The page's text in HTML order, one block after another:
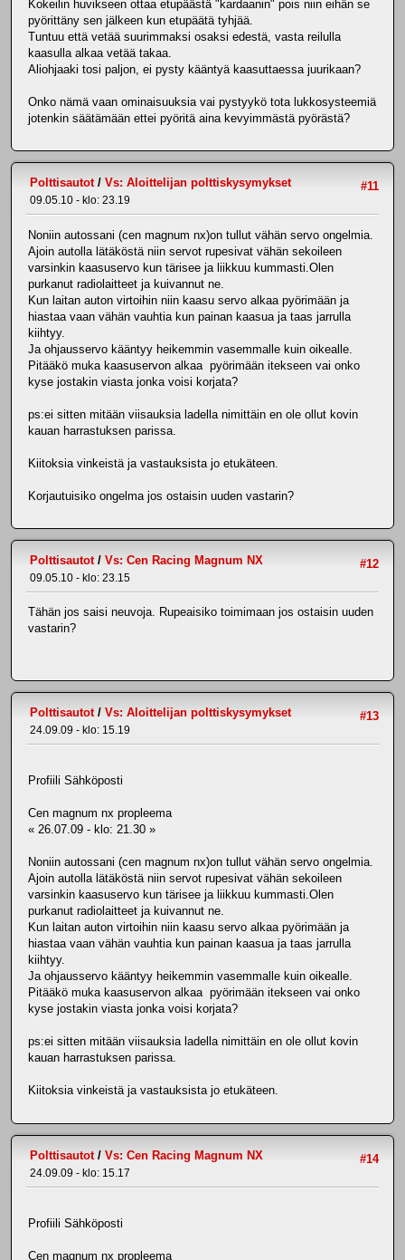
Kokeilin huvikseen ottaa etupäästä "kardaanin" pois niin eihän se
pyörittäny sen jälkeen kun etupäätä tyhjää.
Tuntuu että vetää suurimmaksi osaksi edestä, vasta reilulla
kaasulla alkaa vetää takaa.
Aliohjaaki tosi paljon, ei pysty kääntyä kaasuttaessa juurikaan?
Onko nämä vaan ominaisuuksia vai pystyykö tota lukkosysteemiä
jotenkin säätämään ettei pyöritä aina kevyimmästä pyörästä?
#11
Polttisautot/ Vs: Aloittelijan polttiskysymykset
09.05.10 - klo: 23.19
Noniin autossani (cen magnum nx)on tullut vähän servo ongelmia.
Ajoin autolla lätäköstä niin servot rupesivat vähän sekoileen
varsinkin kaasuservo kun tärisee ja liikkuu kummasti.Olen
purkanut radiolaitteet ja kuivannut ne.
Kun laitan auton virtoihin niin kaasu servo alkaa pyörimään ja
hiastaa vaan vähän vauhtia kun painan kaasua ja taas jarrulla
kiihtyy.
Ja ohjausservo kääntyy heikemmin vasemmalle kuin oikealle.
Pitääkö muka kaasuservon alkaa pyörimään itekseen vai onko
kyse jostakin viasta jonka voisi korjata?
ps:ei sitten mitään viisauksia ladella nimittäin en ole ollut kovin
kauan harrastuksen parissa.
Kiitoksia vinkeistä ja vastauksista jo etukäteen.
Korjautuisiko ongelma jos ostaisin uuden vastarin?
#12
Polttisautot/ Vs: Cen Racing Magnum NX
09.05.10 - klo: 23.15
Tähän jos saisi neuvoja. Rupeaisiko toimimaan jos ostaisin uuden
vastarin?
#13
Polttisautot/ Vs: Aloittelijan polttiskysymykset
24.09.09 - klo: 15.19
Profiili Sähköposti
Cen magnum nx propleema
« 26.07.09 - klo: 21.30 »
Noniin autossani (cen magnum nx)on tullut vähän servo ongelmia.
Ajoin autolla lätäköstä niin servot rupesivat vähän sekoileen
varsinkin kaasuservo kun tärisee ja liikkuu kummasti.Olen
purkanut radiolaitteet ja kuivannut ne.
Kun laitan auton virtoihin niin kaasu servo alkaa pyörimään ja
hiastaa vaan vähän vauhtia kun painan kaasua ja taas jarrulla
kiihtyy.
Ja ohjausservo kääntyy heikemmin vasemmalle kuin oikealle.
Pitääkö muka kaasuservon alkaa pyörimään itekseen vai onko
kyse jostakin viasta jonka voisi korjata?
ps:ei sitten mitään viisauksia ladella nimittäin en ole ollut kovin
kauan harrastuksen parissa.
Kiitoksia vinkeistä ja vastauksista jo etukäteen.
#14
Polttisautot/ Vs: Cen Racing Magnum NX
24.09.09 - klo: 15.17
Profiili Sähköposti
Cen magnum nx propleema